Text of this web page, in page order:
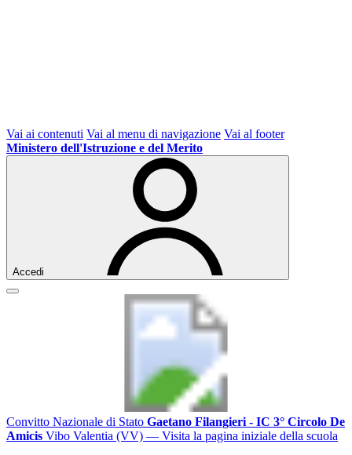
Vai ai contenuti Vai al menu di navigazione Vai al footer
Ministero dell'Istruzione e del Merito
Accedi
Convitto Nazionale di Stato Gaetano Filangieri - IC 3° Circolo De
Amicis Vibo Valentia (VV) — Visita la pagina iniziale della scuola